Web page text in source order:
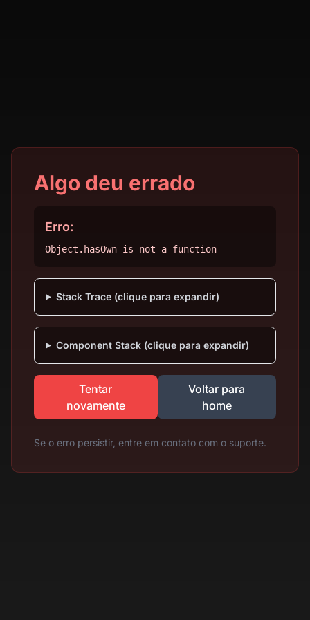
Algo deu errado
Erro:
Object.hasOwn is not a function
Stack Trace (clique para expandir)
Component Stack (clique para expandir)
Tentar
novamente
Voltar para
home
Se o erro persistir, entre em contato com o suporte.